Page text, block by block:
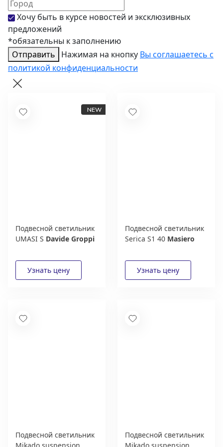
Хочу быть в курсе новостей и эксклюзивных
предложений
*обязательны к заполнению
Отправить
Нажимая на кнопку Вы соглашаетесь с
политикой конфиденциальности
Подвесной светильник
UMASI S Davide Groppi
Подвесной светильник
Serica S1 40 Masiero
Подвесной светильник
Подвесной светильник